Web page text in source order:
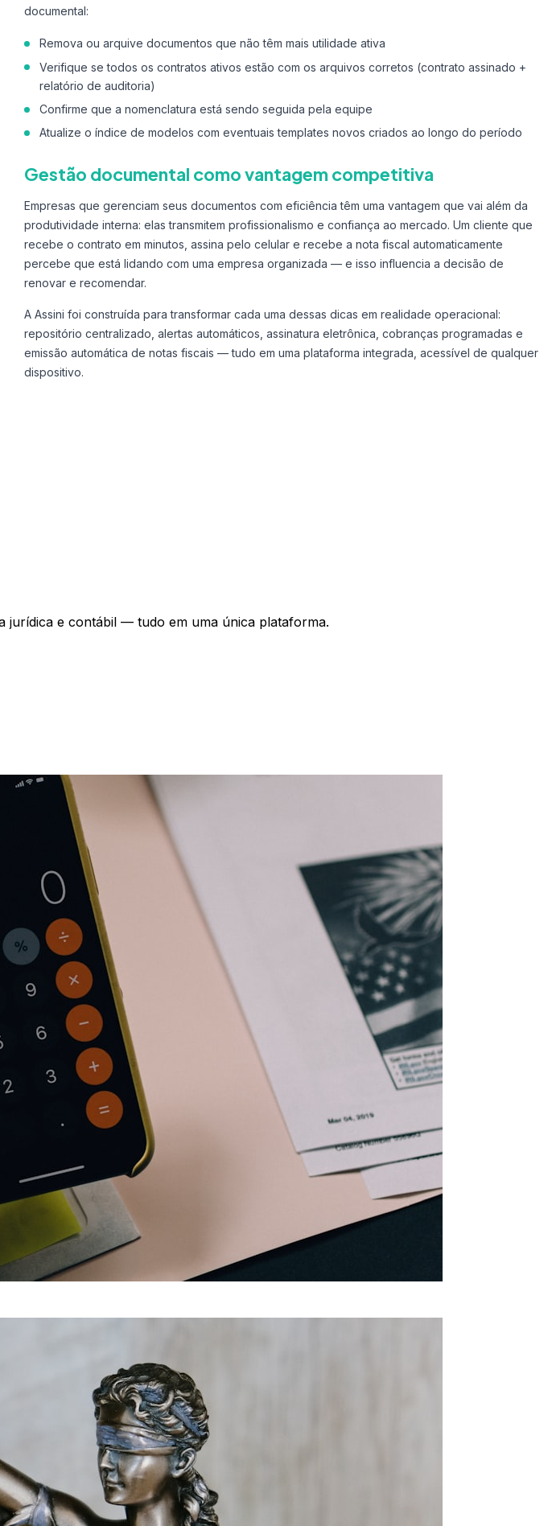
documental:
Remova ou arquive documentos que não têm mais utilidade ativa
Verifique se todos os contratos ativos estão com os arquivos corretos (contrato assinado +
relatório de auditoria)
Confirme que a nomenclatura está sendo seguida pela equipe
Atualize o índice de modelos com eventuais templates novos criados ao longo do período
Gestão documental como vantagem competitiva
Empresas que gerenciam seus documentos com eficiência têm uma vantagem que vai além da
produtividade interna: elas transmitem profissionalismo e confiança ao mercado. Um cliente que
recebe o contrato em minutos, assina pelo celular e recebe a nota fiscal automaticamente
percebe que está lidando com uma empresa organizada — e isso influencia a decisão de
renovar e recomendar.
A Assini foi construída para transformar cada uma dessas dicas em realidade operacional:
repositório centralizado, alertas automáticos, assinatura eletrônica, cobranças programadas e
emissão automática de notas fiscais — tudo em uma plataforma integrada, acessível de qualquer
dispositivo.
jurídica e contábil — tudo em uma única plataforma.